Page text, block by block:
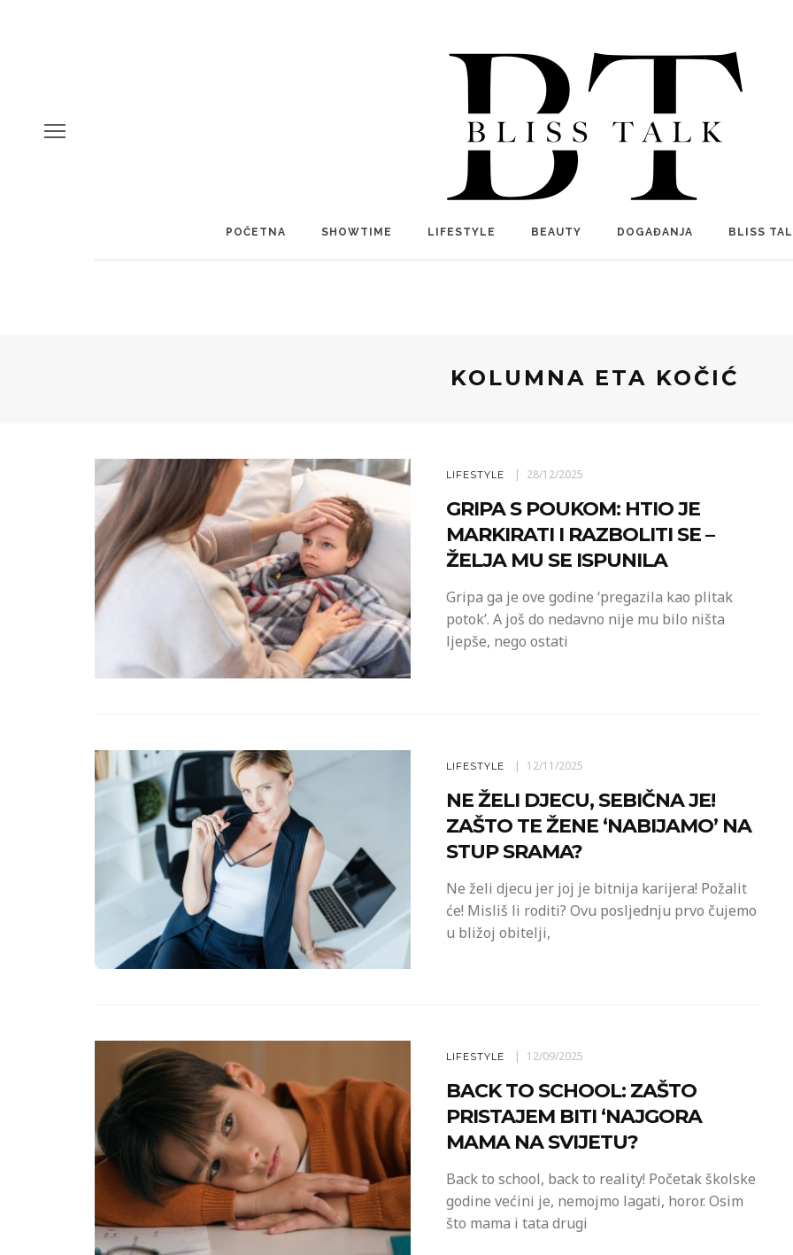
POČETNA SHOWTIME LIFESTYLE BEAUTY DOGAĐANJA BLISS
KOLUMNA ETA KOČIĆ
LIFESTYLE 28/12/2025
GRIPA S POUKOM: HTIO JE
MARKIRATI I RAZBOLITI SE –
ŽELJA MU SE ISPUNILA
Gripa ga je ove godine ‘pregazila kao plitak
potok’. A još do nedavno nije mu bilo ništa
ljepše, nego ostati
LIFESTYLE 12/11/2025
NE ŽELI DJECU, SEBIČNA JE!
ZAŠTO TE ŽENE ‘NABIJAMO’ NA
STUP SRAMA?
Ne želi djecu jer joj je bitnija karijera! Požalit
će! Misliš li roditi? Ovu posljednju prvo čujemo
u bližoj obitelji,
LIFESTYLE 12/09/2025
BACK TO SCHOOL: ZAŠTO
PRISTAJEM BITI ‘NAJGORA
MAMA NA SVIJETU?
Back to school, back to reality! Početak školske
godine većini je, nemojmo lagati, horor. Osim
što mama i tata drugi